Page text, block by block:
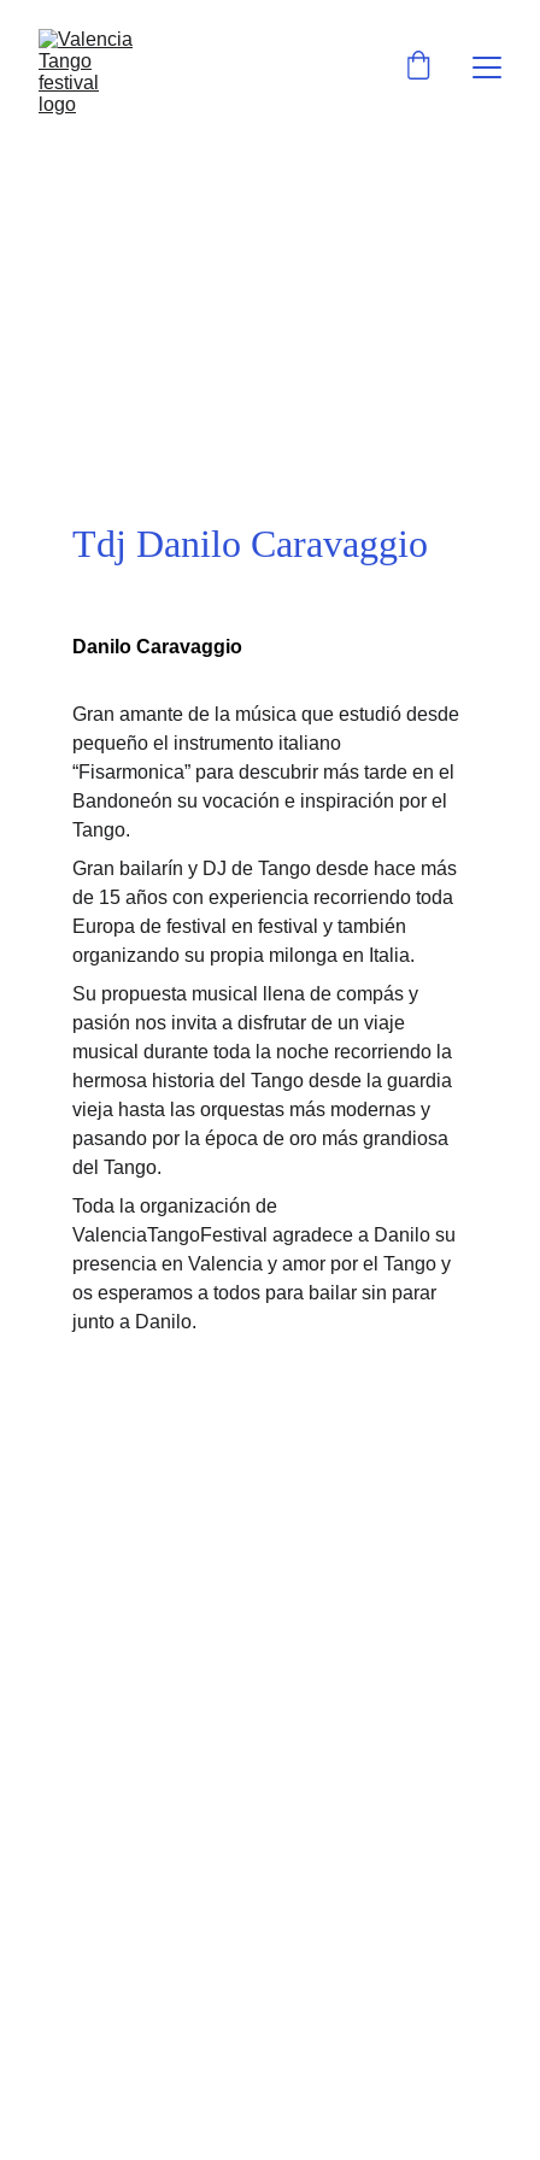
Tdj Danilo Caravaggio
Danilo Caravaggio
Gran amante de la música que estudió desde
pequeño el instrumento italiano
“Fisarmonica” para descubrir más tarde en el
Bandoneón su vocación e inspiración por el
Tango.
Gran bailarín y DJ de Tango desde hace más
de 15 años con experiencia recorriendo toda
Europa de festival en festival y también
organizando su propia milonga en Italia.
Su propuesta musical llena de compás y
pasión nos invita a disfrutar de un viaje
musical durante toda la noche recorriendo la
hermosa historia del Tango desde la guardia
vieja hasta las orquestas más modernas y
pasando por la época de oro más grandiosa
del Tango.
Toda la organización de
ValenciaTangoFestival agradece a Danilo su
presencia en Valencia y amor por el Tango y
os esperamos a todos para bailar sin parar
junto a Danilo.